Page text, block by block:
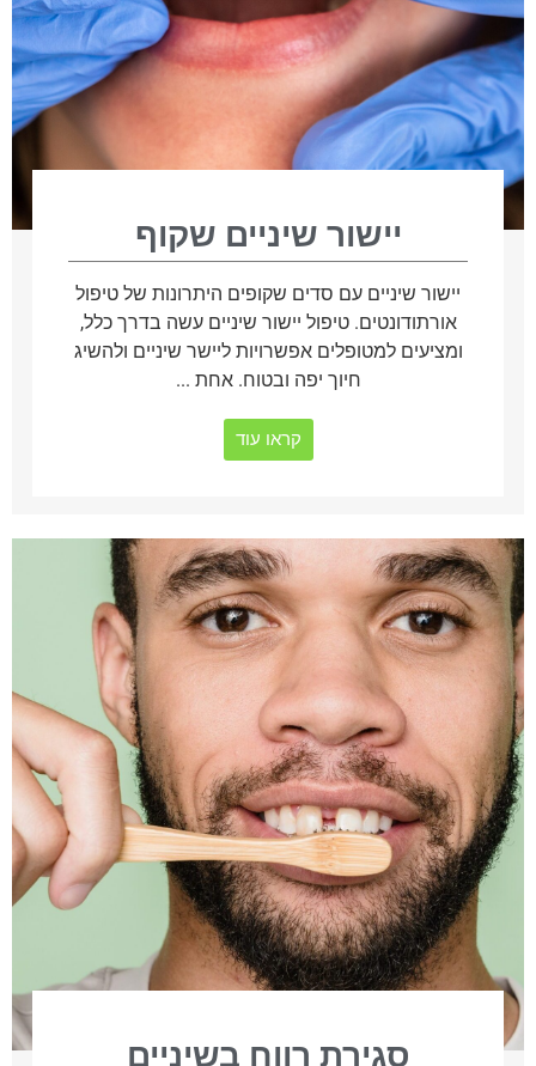
יישור שיניים שקוף
יישור שיניים עם סדים שקופים היתרונות של טיפול
אורתודונטים. טיפול יישור שיניים עשה בדרך כלל,
ומציעים למטופלים אפשרויות ליישר שיניים ולהשיג
חיוך יפה ובטוח. אחת ...
קראו עוד
סגירת רווח בשיניים